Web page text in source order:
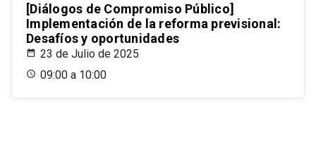
[Diálogos de Compromiso Público]
Implementación de la reforma previsional:
Desafíos y oportunidades
23 de Julio de 2025
09:00 a 10:00